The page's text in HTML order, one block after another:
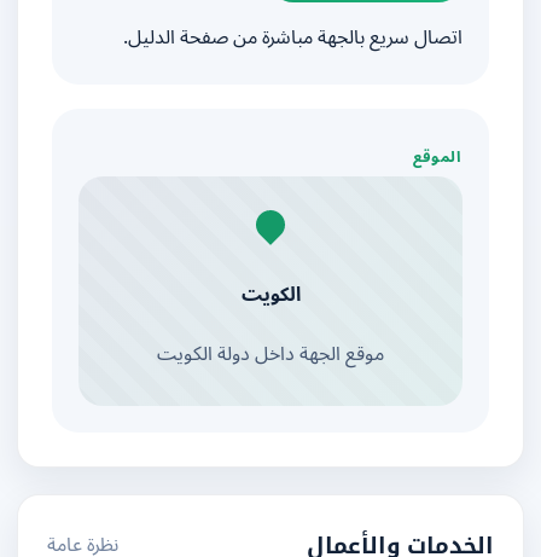
اتصال سريع بالجهة مباشرة من صفحة الدليل.
الموقع
الكويت
موقع الجهة داخل دولة الكويت
الخدمات والأعمال نظرة عامة